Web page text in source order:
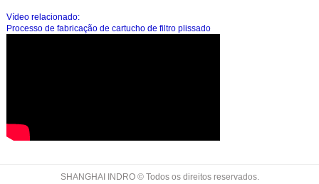
Vídeo relacionado:
Processo de fabricação de cartucho de filtro plissado
SHANGHAI INDRO © Todos os direitos reservados.